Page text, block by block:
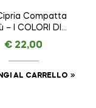
Compatta
– I COLORI DI
– VISO da 8,5
g
€ 22,00
AL CARRELLO